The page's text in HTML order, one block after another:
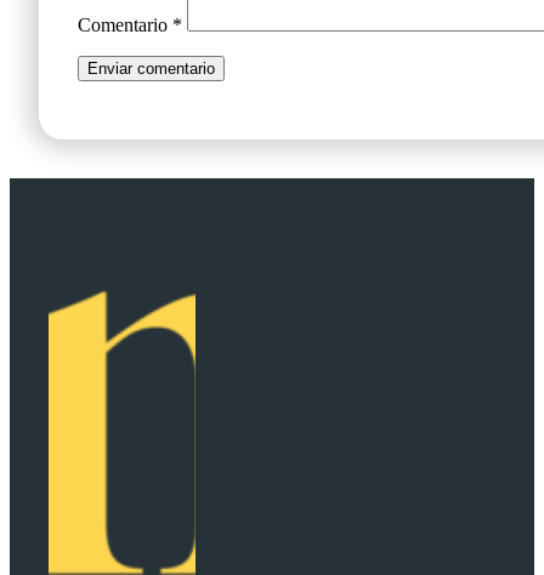
Comentario *